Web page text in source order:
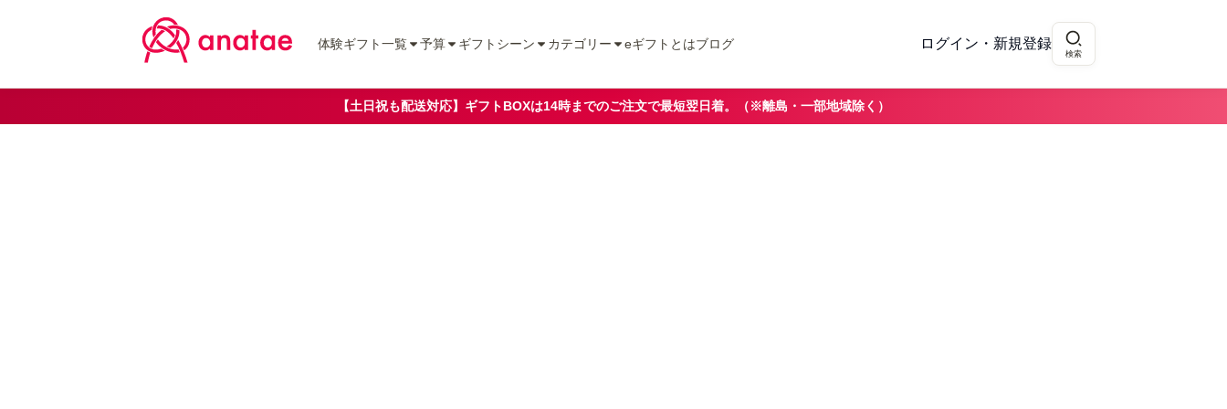
体験ギフト一覧 予算 ギフトシーン カテゴリー eギフトとはブログ ログイン・新規登録
検索
【土日祝も配送対応】ギフトBOXは14時までのご注文で最短翌日着。（※離島・一部地域除く）